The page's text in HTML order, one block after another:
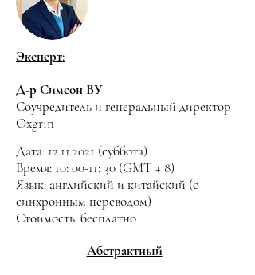
Эксперт:
Д-р Симсон ВУ
Соучредитель и генеральный директор
Oxgrin
Дата: 12.11.2021 (суббота)
Время: 10: 00-11: 30 (GMT + 8)
Язык: английский и китайский (с
синхронным переводом)
Стоимость: бесплатно
Абстрактный